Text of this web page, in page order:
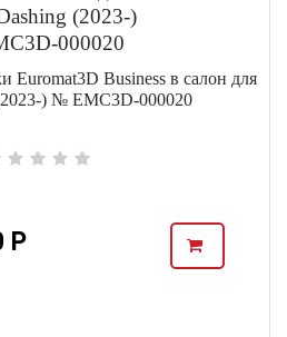
Euromat3D Business в салон для
) № EMC3D-000020
Р